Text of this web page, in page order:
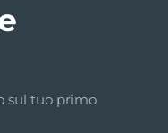
sul tuo primo